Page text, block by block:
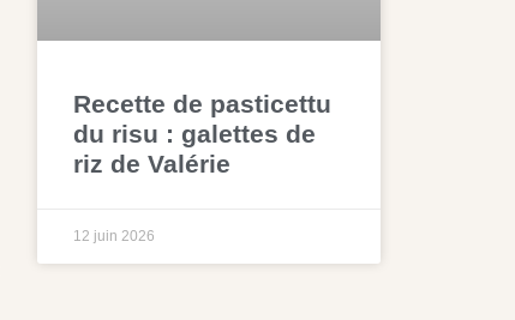
Recette de pasticettu
du risu : galettes de
riz de Valérie
12 juin 2026